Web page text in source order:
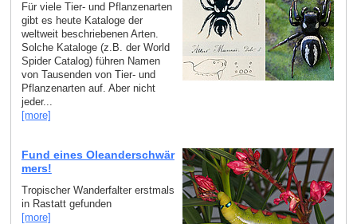
Für viele Tier- und Pflanzenarten
gibt es heute Kataloge der
weltweit beschriebenen Arten.
Solche Kataloge (z.B. der World
Spider Catalog) führen Namen
von Tausenden von Tier- und
Pflanzenarten auf. Aber nicht
jeder...
[more]
Fund eines Oleanderschwär
mers!
Tropischer Wanderfalter erstmals
in Rastatt gefunden
[more]